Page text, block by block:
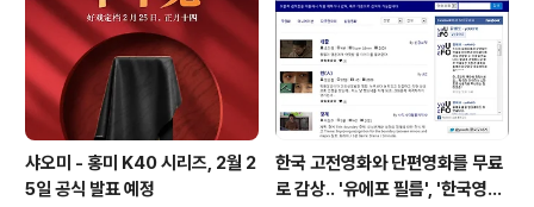
샤오미 - 홍미 K40 시리즈, 2월 2
5일 공식 발표 예정
한국 고전영화와 단편영화를 무료
로 감상.. '유에포 필름', '한국영상